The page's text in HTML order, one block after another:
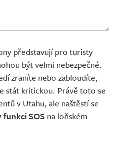
představují pro turisty
být velmi nebezpečné.
zraníte nebo zabloudíte,
stát kritickou. Právě toto se
v Utahu, ale naštěstí se
SOS na loňském